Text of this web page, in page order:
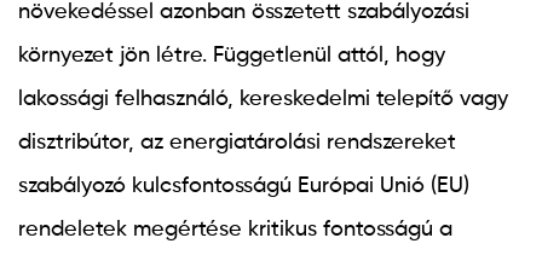
növekedéssel azonban összetett szabályozási
környezet jön létre. Függetlenül attól, hogy
lakossági felhasználó, kereskedelmi telepítő vagy
disztribútor, az energiatárolási rendszereket
szabályozó kulcsfontosságú Európai Unió (EU)
rendeletek megértése kritikus fontosságú a